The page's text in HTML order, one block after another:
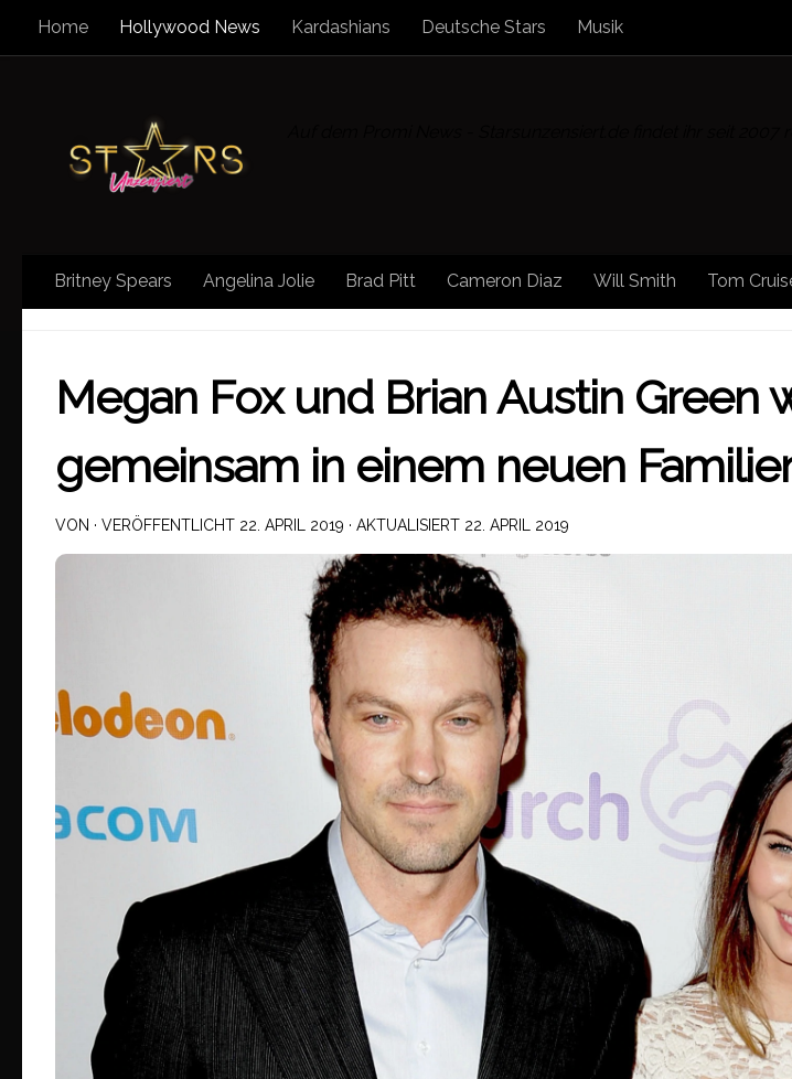
Zum Inhalt springen
Home Hollywood News Kardashians Deutsche Stars Musik
Britney Spears Angelina Jolie Brad Pitt Cameron Diaz Will Smith Tom
HOLLYWOOD NEWS
Megan Fox und Brian Austin Green
gemeinsam in einem neuen
VON · VERÖFFENTLICHT 22. APRIL 2019 · AKTUALISIERT 22. APRIL 2019